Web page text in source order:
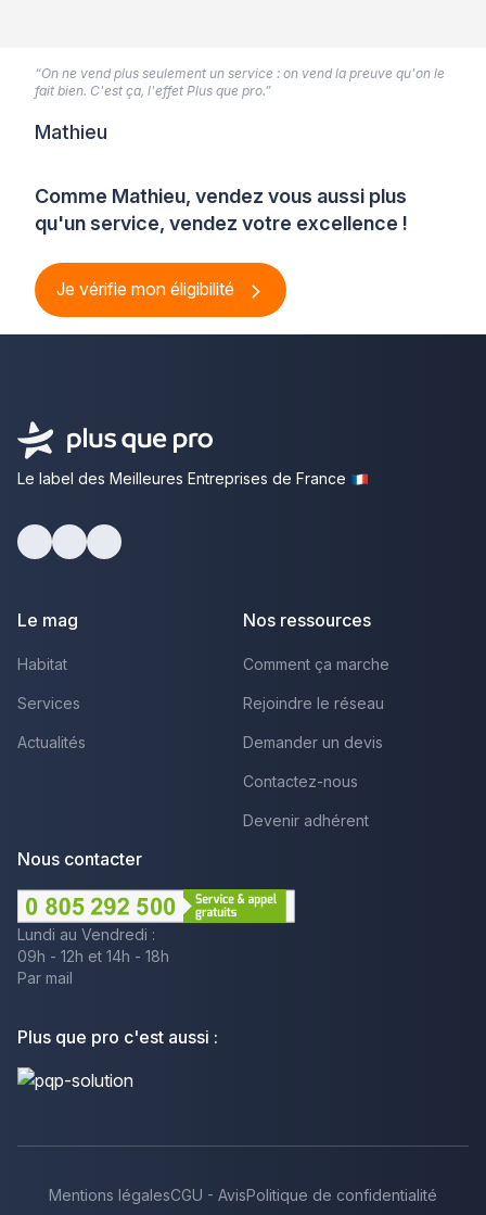
Comme Mathieu, vendez vous aussi plus
qu'un service, vendez votre excellence !
Je vérifie mon éligibilité
“On ne vend plus seulement un service : on vend la preuve qu'on le
fait bien. C'est ça, l'effet Plus que pro.”
Mathieu
Le label des Meilleures Entreprises de France
Le mag
Habitat
Services
Actualités
Nos ressources
Comment ça marche
Rejoindre le réseau
Demander un devis
Contactez-nous
Devenir adhérent
Nous contacter
Lundi au Vendredi :
09h - 12h et 14h - 18h
Par mail
Plus que pro c'est aussi :
Mentions légalesCGU - AvisPolitique de confidentialité